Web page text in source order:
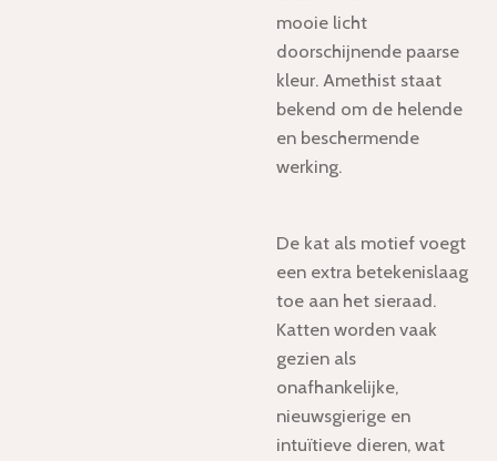
mooie licht
doorschijnende paarse
kleur. Amethist staat
bekend om de helende
en beschermende
werking.
De kat als motief voegt
een extra betekenislaag
toe aan het sieraad.
Katten worden vaak
gezien als
onafhankelijke,
nieuwsgierige en
intuïtieve dieren, wat